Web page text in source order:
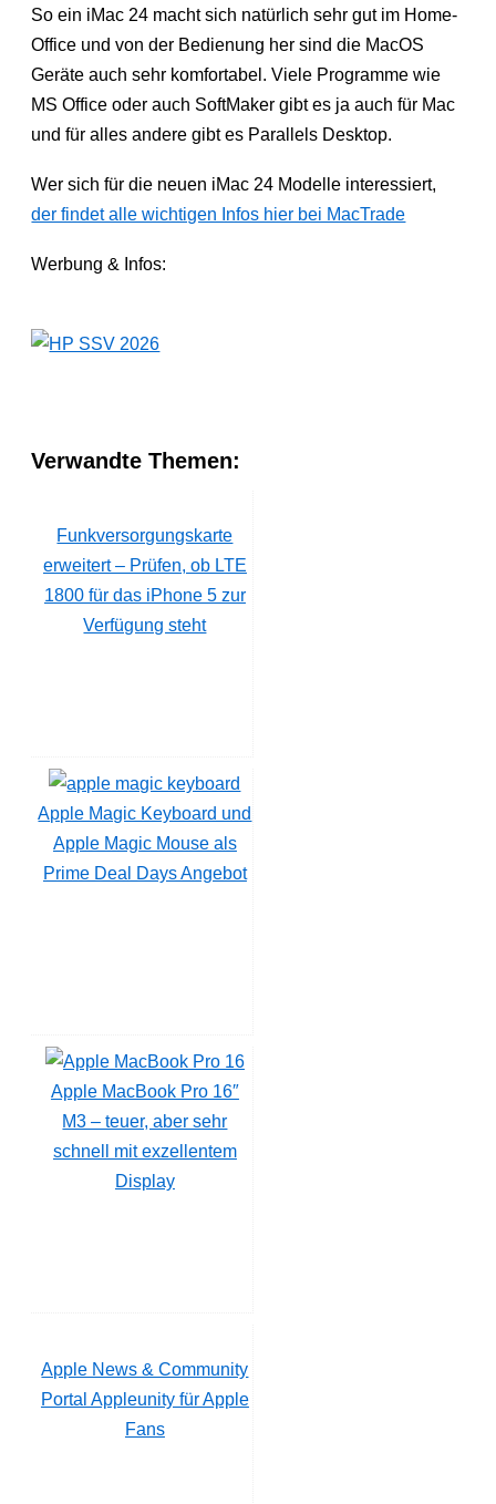
So ein iMac 24 macht sich natürlich sehr gut im Home-
Office und von der Bedienung her sind die MacOS
Geräte auch sehr komfortabel. Viele Programme wie
MS Office oder auch SoftMaker gibt es ja auch für Mac
und für alles andere gibt es Parallels Desktop.
Wer sich für die neuen iMac 24 Modelle interessiert,
der findet alle wichtigen Infos hier bei MacTrade
Werbung & Infos:
Verwandte Themen:
Funkversorgungskarte
erweitert – Prüfen, ob LTE
1800 für das iPhone 5 zur
Verfügung steht
Apple Magic Keyboard und
Apple Magic Mouse als
Prime Deal Days Angebot
Apple MacBook Pro 16″
M3 – teuer, aber sehr
schnell mit exzellentem
Display
Apple News & Community
Portal Appleunity für Apple
Fans